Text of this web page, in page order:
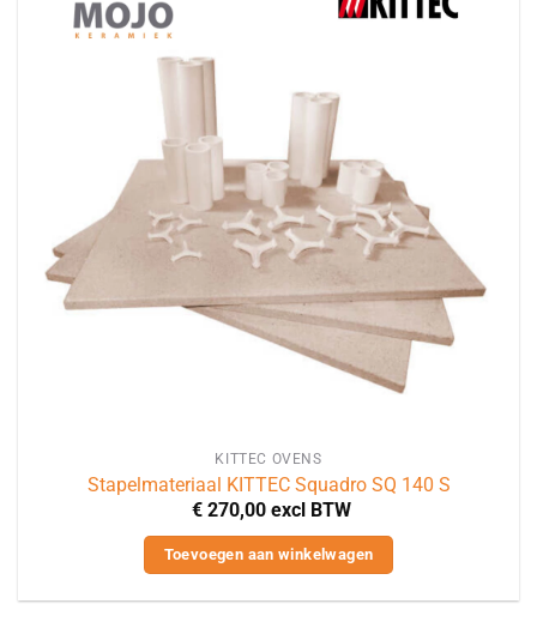
KITTEC OVENS
Stapelmateriaal KITTEC Squadro SQ 140 S
€270,00 excl BTW
Toevoegen aan winkelwagen